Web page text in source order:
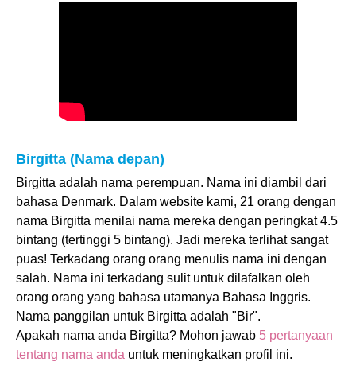
Birgitta (Nama depan)
Birgitta adalah nama perempuan. Nama ini diambil dari
bahasa Denmark. Dalam website kami, 21 orang dengan
nama Birgitta menilai nama mereka dengan peringkat 4.5
bintang (tertinggi 5 bintang). Jadi mereka terlihat sangat
puas! Terkadang orang orang menulis nama ini dengan
salah. Nama ini terkadang sulit untuk dilafalkan oleh
orang orang yang bahasa utamanya Bahasa Inggris.
Nama panggilan untuk Birgitta adalah "Bir".
Apakah nama anda Birgitta? Mohon jawab 5 pertanyaan
tentang nama anda untuk meningkatkan profil ini.